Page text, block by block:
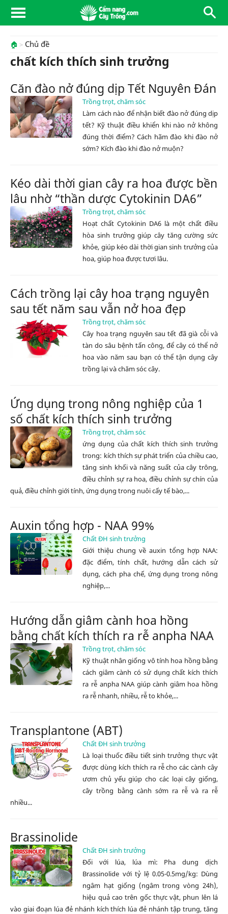
🏠 Chủ đề
chất kích thích sinh trưởng
Căn đào nở đúng dịp Tết Nguyên Đán
Trồng trọt, chăm sóc
Làm cách nào để nhận biết đào nở đúng dịp
tết? Kỹ thuật điều khiển khi nào nở không
đúng thời điểm? Cách hãm đào khi đào nở
sớm? Kích đào khi đào nở muộn?
Kéo dài thời gian cây ra hoa được bền
lâu nhờ “thần dược Cytokinin DA6”
Trồng trọt, chăm sóc
Hoạt chất Cytokinin DA6 là một chất điều
hòa sinh trưởng giúp cây tăng cường sức
khỏe, giúp kéo dài thời gian sinh trưởng của
hoa, giúp hoa được tươi lâu.
Cách trồng lại cây hoa trạng nguyên
sau tết năm sau vẫn nở hoa đẹp
Trồng trọt, chăm sóc
Cây hoa trạng nguyên sau tết đã già cỗi và
tàn do sâu bệnh tấn công, để cây có thể nở
hoa vào năm sau bạn có thể tận dụng cây
trồng lại và chăm sóc cây.
Ứng dụng trong nông nghiệp của 1
số chất kích thích sinh trưởng
Trồng trọt, chăm sóc
ứng dụng của chất kích thích sinh trưởng
trong: kích thích sự phát triển của chiều cao,
tăng sinh khối và năng suất của cây trông,
điều chỉnh sự ra hoa, điều chỉnh sự chín của
quả, điều chỉnh giới tính, ứng dụng trong nuôi cấy tế bào,...
Auxin tổng hợp - NAA 99%
Chất ĐH sinh trưởng
Giới thiệu chung về auxin tổng hợp NAA:
đặc điểm, tính chất, hướng dẫn cách sử
dụng, cách pha chế, ứng dụng trong nông
nghiệp,...
Hướng dẫn giâm cành hoa hồng
bằng chất kích thích ra rễ anpha NAA
Trồng trọt, chăm sóc
Kỹ thuật nhân giống vô tính hoa hồng bằng
cách giâm cành có sử dụng chất kích thích
ra rễ anpha NAA giúp cành giâm hoa hồng
ra rễ nhanh, nhiều, rễ to khỏe,...
Transplantone (ABT)
Chất ĐH sinh trưởng
Là loại thuốc điều tiết sinh trưởng thực vật
được dùng kích thích ra rễ cho các cành cây
ươm chủ yếu giúp cho các loại cây giống,
cây trồng bằng cành sớm ra rễ và ra rễ
nhiều...
Brassinolide
Chất ĐH sinh trưởng
Đối với lúa, lúa mì: Pha dung dịch
Brassinolide với tỷ lệ 0.05-0.5mg/kg: Dùng
ngâm hạt giống (ngâm trong vòng 24h),
hiệu quả cao trên gốc thực vật, phun lên lá
vào giai đoạn lúa đẻ nhánh kích thích lúa đẻ nhánh tập trung, tăng